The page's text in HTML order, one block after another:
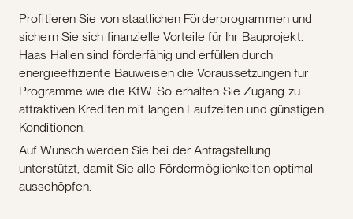
Profitieren Sie von staatlichen Förderprogrammen und
sichern Sie sich finanzielle Vorteile für Ihr Bauprojekt.
Haas Hallen sind förderfähig und erfüllen durch
energieeffiziente Bauweisen die Voraussetzungen für
Programme wie die KfW. So erhalten Sie Zugang zu
attraktiven Krediten mit langen Laufzeiten und günstigen
Konditionen.
Auf Wunsch werden Sie bei der Antragstellung
unterstützt, damit Sie alle Fördermöglichkeiten optimal
ausschöpfen.